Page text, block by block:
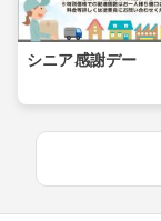
シニア感謝デー